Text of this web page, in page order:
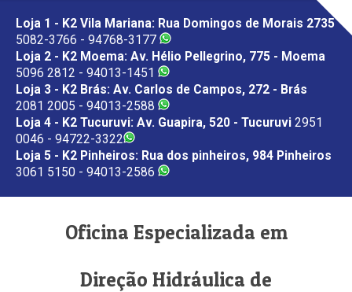
Loja 1 - K2 Vila Mariana: Rua Domingos de Morais 2735
5082-3766 - 94768-3177
Loja 2 - K2 Moema: Av. Hélio Pellegrino, 775 - Moema
5096 2812 - 94013-1451
Loja 3 - K2 Brás: Av. Carlos de Campos, 272 - Brás
2081 2005 - 94013-2588
Loja 4 - K2 Tucuruvi: Av. Guapira, 520 - Tucuruvi 2951
0046 - 94722-3322
Loja 5 - K2 Pinheiros: Rua dos pinheiros, 984 Pinheiros
3061 5150 - 94013-2586
Oficina Especializada em
Direção Hidráulica de